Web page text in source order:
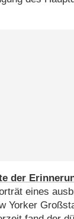
der
eines
Yorker